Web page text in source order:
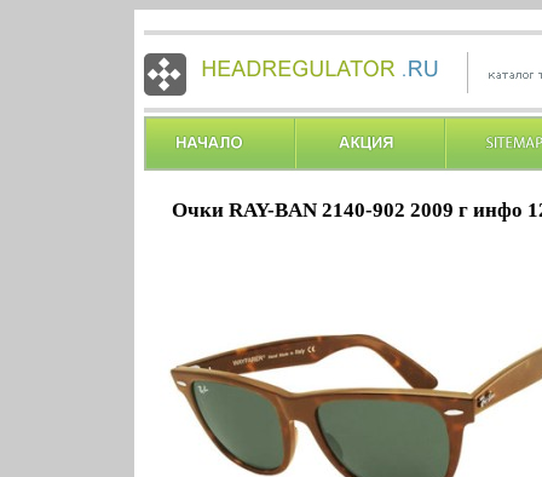
Очки RAY-BAN 2140-902 2009 г инфо